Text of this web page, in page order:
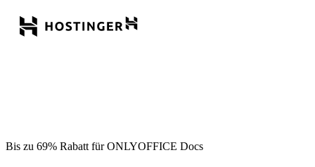
Bis zu 69% Rabatt für ONLYOFFICE Docs